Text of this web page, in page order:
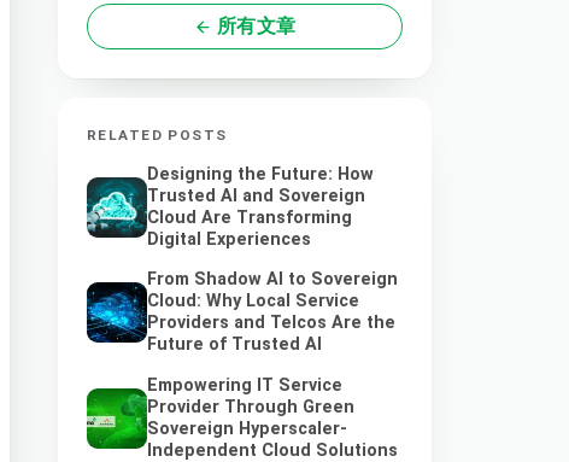
所有文章
RELATED POSTS
Designing the Future: How
Trusted AI and Sovereign
Cloud Are Transforming
Digital Experiences
From Shadow AI to Sovereign
Cloud: Why Local Service
Providers and Telcos Are the
Future of Trusted AI
Empowering IT Service
Provider Through Green
Sovereign Hyperscaler-
Independent Cloud Solutions